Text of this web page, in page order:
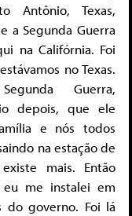
Antônio, Texas,
a Segunda Guerra
na Califórnia. Foi
no Texas.
Guerra,
depois, que ele
e nós todos
na estação de
mais. Então
eu me instalei em
do governo. Foi lá